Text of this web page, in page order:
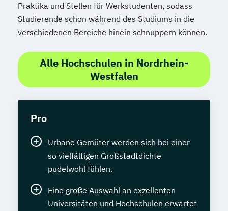
Praktika und Stellen für Werkstudenten, sodass
Studierende schon während des Studiums in die
verschiedenen Bereiche hinein schnuppern können.
Alle Hochschulen in Nordrhein-
Westfalen
Pro
Urbane Gemüter werden sich bei einer
so vielfältigen Großstadtdichte
pudelwohl fühlen.
Eine große Auswahl an exzellenten
Universitäten und Hochschulen erwartet